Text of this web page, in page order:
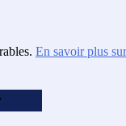
En savoir plus